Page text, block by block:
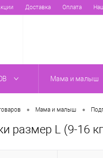
Доставка Оплата
Мама и малыш
• Мама и малыш •
размер L (9-16